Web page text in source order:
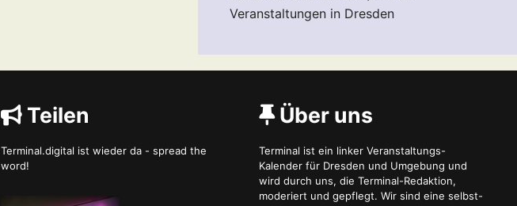
Veranstaltungen in Dresden
Teilen
Terminal.digital ist wieder da - spread the
word!
Über uns
Terminal ist ein linker Veranstaltungs-
Kalender für Dresden und Umgebung und
wird durch uns, die Terminal-Redaktion,
moderiert und gepflegt. Wir sind eine selbst-